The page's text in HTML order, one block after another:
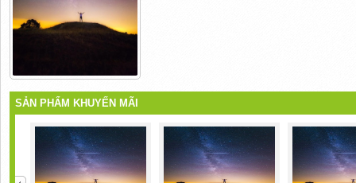
SẢN PHẨM KHUYẾN MÃI